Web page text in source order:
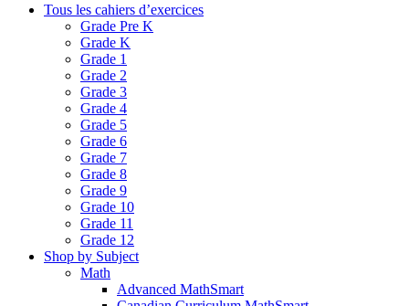
Tous les cahiers d’exercices
Grade Pre K
Grade K
Grade 1
Grade 2
Grade 3
Grade 4
Grade 5
Grade 6
Grade 7
Grade 8
Grade 9
Grade 10
Grade 11
Grade 12
Shop by Subject
Math
Advanced MathSmart